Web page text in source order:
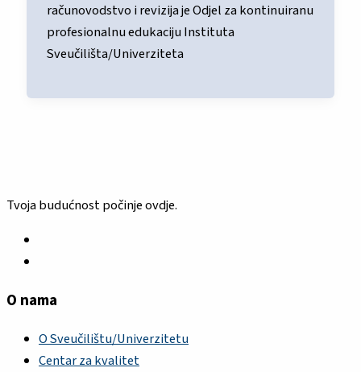
računovodstvo i revizija je Odjel za kontinuiranu
profesionalnu edukaciju Instituta
Sveučilišta/Univerziteta
Tvoja budućnost počinje ovdje.
O nama
O Sveučilištu/Univerzitetu
Centar za kvalitet